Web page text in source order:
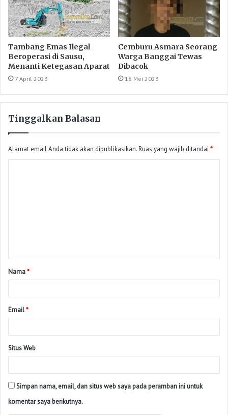
Tambang Emas Ilegal
Beroperasi di Sausu,
Menanti Ketegasan Aparat
7 April 2023
Cemburu Asmara Seorang
Warga Banggai Tewas
Dibacok
18 Mei 2023
Tinggalkan Balasan
Alamat email Anda tidak akan dipublikasikan.Ruas yang wajib ditandai *
Nama*
Email*
Situs Web
Simpan nama, email, dan situs web saya pada peramban ini untuk
komentar saya berikutnya.